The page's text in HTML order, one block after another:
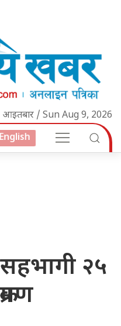
आइतबार / Sun Aug 9, 2026
English
२५